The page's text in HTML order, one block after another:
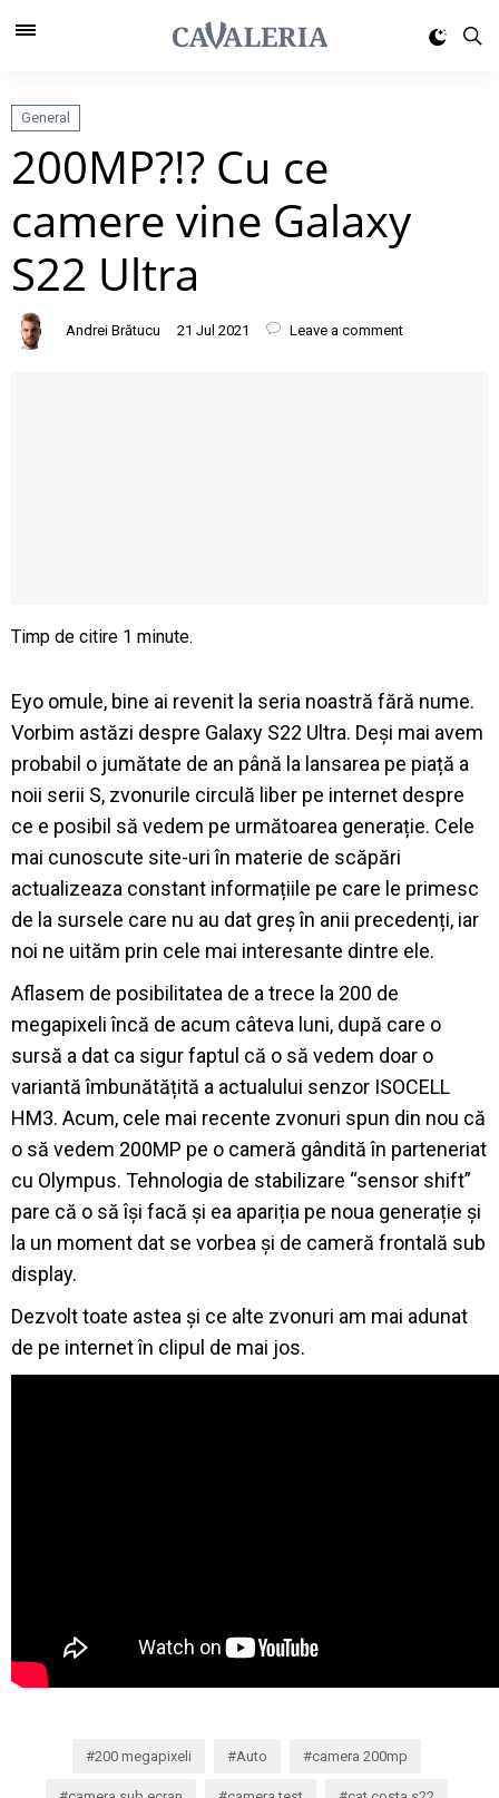
General
200MP?!? Cu ce
camere vine Galaxy
S22 Ultra
Andrei Brătucu 21 Jul 2021 Leave a comment
Eyo omule, bine ai revenit la seria noastră fără nume.
Vorbim astăzi despre Galaxy S22 Ultra. Deși mai avem
probabil o jumătate de an până la lansarea pe piață a
noii serii S, zvonurile circulă liber pe internet despre
ce e posibil să vedem pe următoarea generație. Cele
mai cunoscute site-uri în materie de scăpări
actualizeaza constant informațiile pe care le primesc
de la sursele care nu au dat greș în anii precedenți, iar
noi ne uităm prin cele mai interesante dintre ele.
Aflasem de posibilitatea de a trece la 200 de
megapixeli încă de acum câteva luni, după care o
sursă a dat ca sigur faptul că o să vedem doar o
variantă îmbunătățită a actualului senzor ISOCELL
HM3. Acum, cele mai recente zvonuri spun din nou că
o să vedem 200MP pe o cameră gândită în parteneriat
cu Olympus. Tehnologia de stabilizare “sensor shift”
pare că o să își facă și ea apariția pe noua generație și
la un moment dat se vorbea și de cameră frontală sub
display.
Dezvolt toate astea și ce alte zvonuri am mai adunat
de pe internet în clipul de mai jos.
200 megapixeli Auto camera 200mp